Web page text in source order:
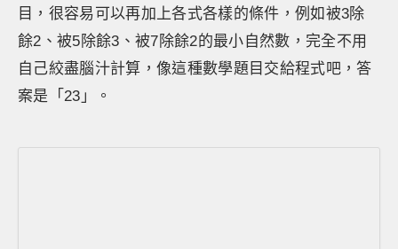
目，很容易可以再加上各式各樣的條件，例如被3除
餘2、被5除餘3、被7除餘2的最小自然數，完全不用
自己絞盡腦汁計算，像這種數學題目交給程式吧，答
案是「23」。